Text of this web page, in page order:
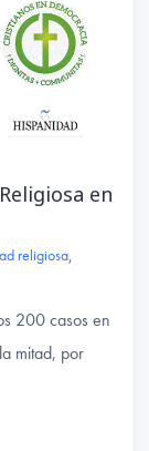
en
religiosa,
200 casos en
mitad, por